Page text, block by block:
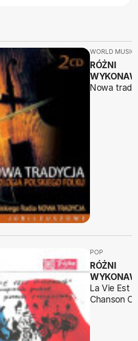
WORLD MUSIC
RÓŻNI
Nowa
POP
RÓŻNI
La Vie Est
Chanson